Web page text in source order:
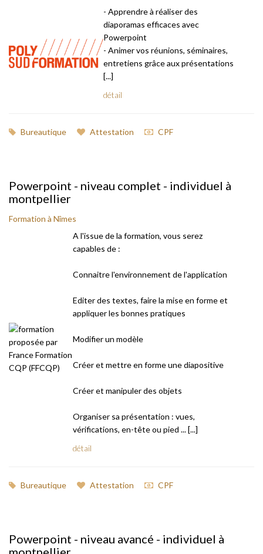
- Apprendre à réaliser des
diaporamas efficaces avec
Powerpoint
- Animer vos réunions, séminaires,
entretiens grâce aux présentations
[...]
détail
Bureautique Attestation CPF
Powerpoint - niveau complet - individuel à
montpellier
Formation à Nîmes
A l'issue de la formation, vous serez
capables de :
Connaitre l'environnement de l'application
Editer des textes, faire la mise en forme et
appliquer les bonnes pratiques
Modifier un modèle
Créer et mettre en forme une diapositive
Créer et manipuler des objets
Organiser sa présentation : vues,
vérifications, en-tête ou pied ... [...]
détail
Bureautique Attestation CPF
Powerpoint - niveau avancé - individuel à